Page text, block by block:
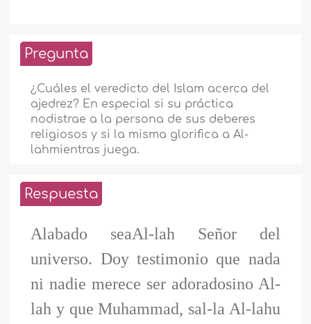
Pregunta
¿Cuáles el veredicto del Islam acerca del
ajedrez? En especial si su práctica
nodistrae a la persona de sus deberes
religiosos y si la misma glorifica a Al-
lahmientras juega.
Respuesta
Alabado seaAl-lah Señor del
universo. Doy testimonio que nada
ni nadie merece ser adoradosino Al-
lah y que Muhammad, sal-la Al-lahu